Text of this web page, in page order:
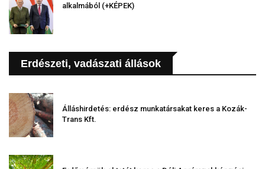
alkalmából (+KÉPEK)
Erdészeti, vadászati állások
Álláshirdetés: erdész munkatársakat keres a Kozák-
Trans Kft.